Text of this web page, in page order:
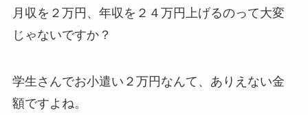
月収を２万円、年収を２４万円上げるのって大変
じゃないですか？
学生さんでお小遣い２万円なんて、ありえない金
額ですよね。